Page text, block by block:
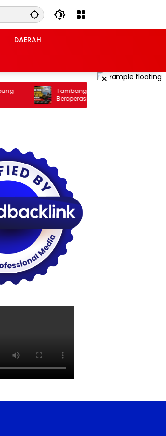
DAERAH
×
Tambang Galian C Diduga Ilegal Masih
Beroperasi, KIP Sultra: Kepastian Hukum di
Tangan Kapolres Konawe yang Baru